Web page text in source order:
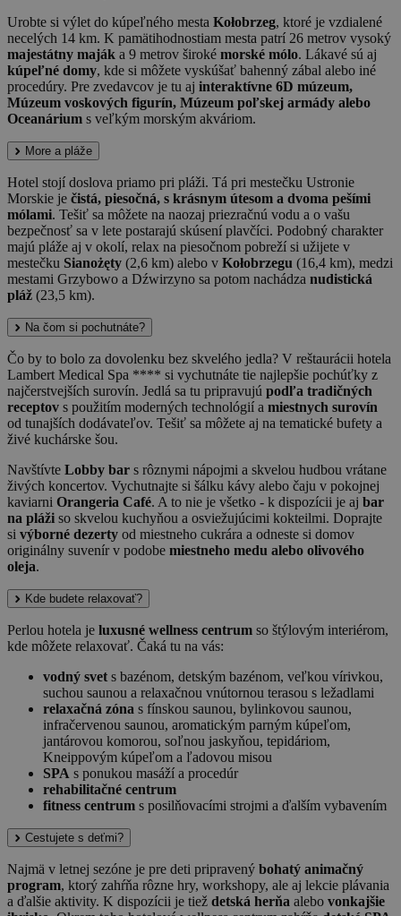
Urobte si výlet do kúpeľného mesta Kołobrzeg, ktoré je vzdialené
necelých 14 km. K pamätihodnostiam mesta patrí 26 metrov vysoký
majestátny maják a 9 metrov široké morské mólo. Lákavé sú aj
kúpeľné domy, kde si môžete vyskúšať bahenný zábal alebo iné
procedúry. Pre zvedavcov je tu aj interaktívne 6D múzeum,
Múzeum voskových figurín, Múzeum poľskej armády alebo
Oceanárium s veľkým morským akváriom.
More a pláže
Hotel stojí doslova priamo pri pláži. Tá pri mestečku Ustronie
Morskie je čistá, piesočná, s krásnym útesom a dvoma pešími
mólami. Tešiť sa môžete na naozaj priezračnú vodu a o vašu
bezpečnosť sa v lete postarajú skúsení plavčíci. Podobný charakter
majú pláže aj v okolí, relax na piesočnom pobreží si užijete v
mestečku Sianożęty (2,6 km) alebo v Kołobrzegu (16,4 km), medzi
mestami Grzybowo a Dźwirzyno sa potom nachádza nudistická
pláž (23,5 km).
Na čom si pochutnáte?
Čo by to bolo za dovolenku bez skvelého jedla? V reštaurácii hotela
Lambert Medical Spa **** si vychutnáte tie najlepšie pochúťky z
najčerstvejších surovín. Jedlá sa tu pripravujú podľa tradičných
receptov s použitím moderných technológií a miestnych surovín
od tunajších dodávateľov. Tešiť sa môžete aj na tematické bufety a
živé kuchárske šou.
Navštívte Lobby bar s rôznymi nápojmi a skvelou hudbou vrátane
živých koncertov. Vychutnajte si šálku kávy alebo čaju v pokojnej
kaviarni Orangeria Café. A to nie je všetko - k dispozícii je aj bar
na pláži so skvelou kuchyňou a osviežujúcimi kokteilmi. Doprajte
si výborné dezerty od miestneho cukrára a odneste si domov
originálny suvenír v podobe miestneho medu alebo olivového
oleja.
Kde budete relaxovať?
Perlou hotela je luxusné wellness centrum so štýlovým interiérom,
kde môžete relaxovať. Čaká tu na vás:
vodný svet s bazénom, detským bazénom, veľkou vírivkou,
suchou saunou a relaxačnou vnútornou terasou s ležadlami
relaxačná zóna s fínskou saunou, bylinkovou saunou,
infračervenou saunou, aromatickým parným kúpeľom,
jantárovou komorou, soľnou jaskyňou, tepidáriom,
Kneippovým kúpeľom a ľadovou misou
SPA s ponukou masáží a procedúr
rehabilitačné centrum
fitness centrum s posilňovacími strojmi a ďalším vybavením
Cestujete s deťmi?
Najmä v letnej sezóne je pre deti pripravený bohatý animačný
program, ktorý zahŕňa rôzne hry, workshopy, ale aj lekcie plávania
a ďalšie aktivity. K dispozícii je tiež detská herňa alebo vonkajšie